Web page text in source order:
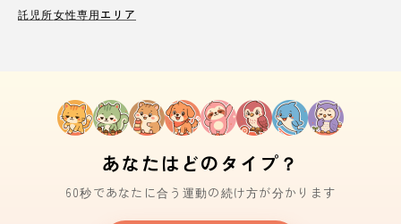
託児所女性専用エリア
あなたはどのタイプ？
60秒であなたに合う運動の続け方が分かります